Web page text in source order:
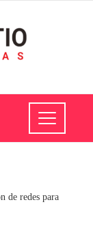
de redes para